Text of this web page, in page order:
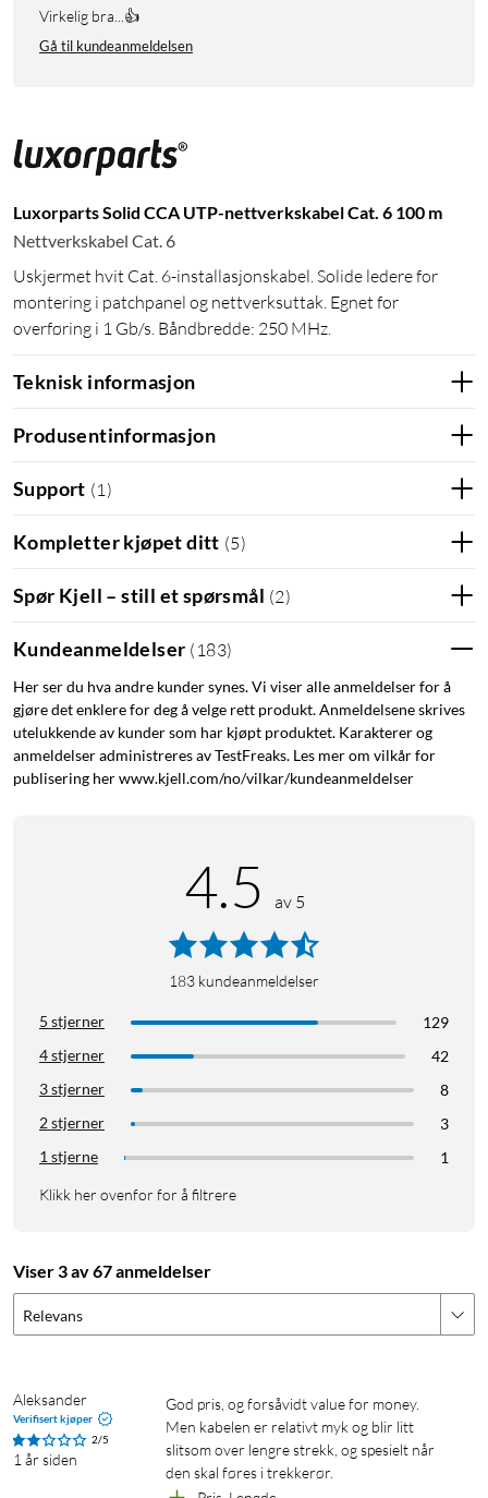
Virkelig bra...👍
Gå til kundeanmeldelsen
Luxorparts Solid CCA UTP-nettverkskabel Cat. 6 100 m
Nettverkskabel Cat. 6
Uskjermet hvit Cat. 6-installasjonskabel. Solide ledere for
montering i patchpanel og nettverksuttak. Egnet for
overføring i 1 Gb/s. Båndbredde: 250 MHz.
Teknisk informasjon
Produsentinformasjon
Support (1 )
Kompletter kjøpet ditt (5)
Spør Kjell – still et spørsmål (2)
Kundeanmeldelser ( 183)
Her ser du hva andre kunder synes. Vi viser alle anmeldelser for å
gjøre det enklere for deg å velge rett produkt. Anmeldelsene skrives
utelukkende av kunder som har kjøpt produktet. Karakterer og
anmeldelser administreres av TestFreaks. Les mer om vilkår for
publisering her www.kjell.com/no/vilkar/kundeanmeldelser
4.5 av 5
183 kundeanmeldelser
5 stjerner
129
4 stjerner
42
3 stjerner
8
2 stjerner
3
1 stjerne
1
Klikk her ovenfor for å filtrere
Viser 3 av 67 anmeldelser
Relevans
Aleksander
Verifisert kjøper
2/5
1 år siden
God pris, og forsåvidt value for money.
Men kabelen er relativt myk og blir litt
slitsom over lengre strekk, og spesielt når
den skal føres i trekkerør.